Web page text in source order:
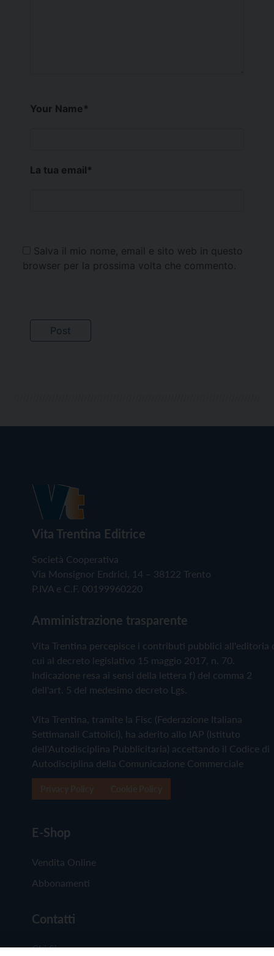
Your Name*
La tua email*
Salva il mio nome, email e sito web in questo
browser per la prossima volta che commento.
Vita Trentina Editrice
Società Cooperativa
Via Monsignor Endrici, 14 – 38122 Trento
P.IVA e C.F. 00199960220
Amministrazione trasparente
Vita Trentina percepisce i contributi pubblici all'editoria
cui al decreto legislativo 15 maggio 2017, n. 70.
Indicazione resa ai sensi della lettera f) del comma 2
dell'art. 5 del medesimo decreto Lgs.
Vita Trentina, tramite la Fisc (Federazione Italiana
Settimanali Cattolici), ha aderito allo IAP (Istituto
dell'Autodisciplina Pubblicitaria) accettando il Codice di
Autodisciplina della Comunicazione Commerciale
E-Shop
Vendita Online
Abbonamenti
Contatti
Chi Siamo